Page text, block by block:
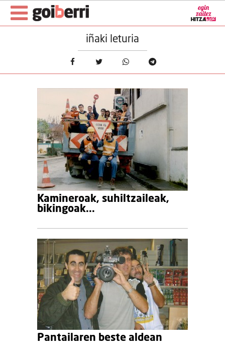
iñaki leturia
Kamineroak, suhiltzaileak,
bikingoak...
Pantailaren beste aldean